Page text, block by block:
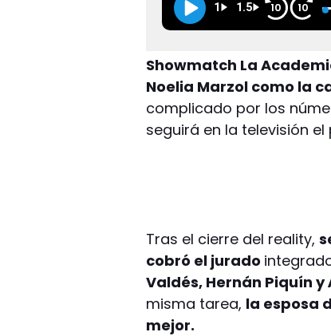
1 1.5 10 10
Showmatch La
Noelia Marzol como la
complicado por los
seguirá en la televisión
Tras el cierre del reality,
cobró el jurado
Valdés, Hernán Piquín y
misma tarea, la esposa
mejor.